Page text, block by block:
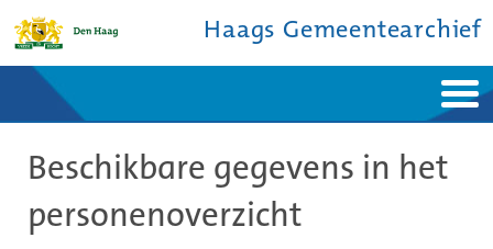
Haags Gemeentearchief
Ontdek de stad
De studiezaal
Bronnen en collecties
Contact
Beschikbare gegevens in het
personenoverzicht